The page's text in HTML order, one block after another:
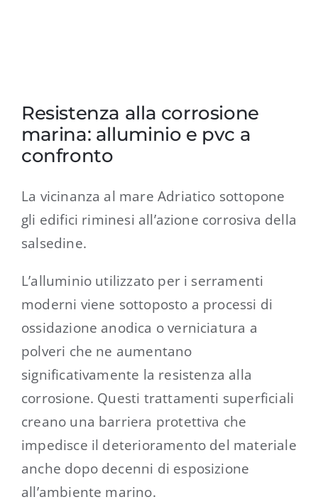
Resistenza alla corrosione
marina: alluminio e pvc a
confronto
La vicinanza al mare Adriatico sottopone
gli edifici riminesi all’azione corrosiva della
salsedine.
L’alluminio utilizzato per i serramenti
moderni viene sottoposto a processi di
ossidazione anodica o verniciatura a
polveri che ne aumentano
significativamente la resistenza alla
corrosione. Questi trattamenti superficiali
creano una barriera protettiva che
impedisce il deterioramento del materiale
anche dopo decenni di esposizione
all’ambiente marino.